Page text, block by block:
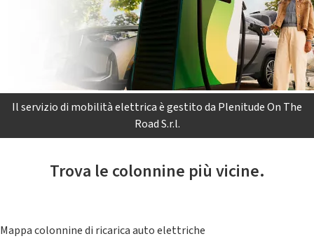
Il servizio di mobilità elettrica è gestito da Plenitude On The
Road S.r.l.
Trova le colonnine più vicine.
Mappa colonnine di ricarica auto elettriche